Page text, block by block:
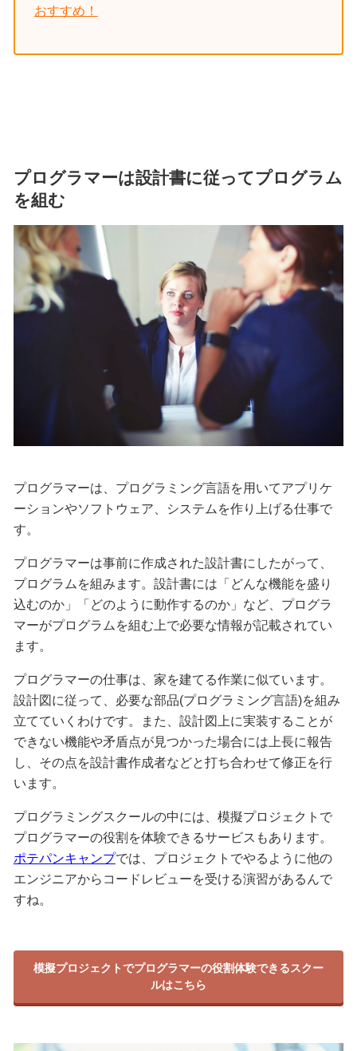
おすすめ！
プログラマーは設計書に従ってプログラム
を組む
プログラマーは、プログラミング言語を用いてアプリケ
ーションやソフトウェア、システムを作り上げる仕事で
す。
プログラマーは事前に作成された設計書にしたがって、
プログラムを組みます。設計書には「どんな機能を盛り
込むのか」「どのように動作するのか」など、プログラ
マーがプログラムを組む上で必要な情報が記載されてい
ます。
プログラマーの仕事は、家を建てる作業に似ています。
設計図に従って、必要な部品(プログラミング言語)を組み
立てていくわけです。また、設計図上に実装することが
できない機能や矛盾点が見つかった場合には上長に報告
し、その点を設計書作成者などと打ち合わせて修正を行
います。
プログラミングスクールの中には、模擬プロジェクトで
プログラマーの役割を体験できるサービスもあります。
ポテパンキャンプでは、プロジェクトでやるように他の
エンジニアからコードレビューを受ける演習があるんで
すね。
模擬プロジェクトでプログラマーの役割体験できるスクー
ルはこちら